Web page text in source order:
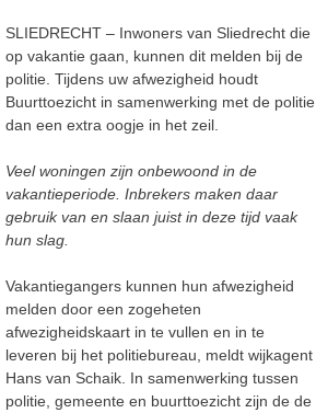
SLIEDRECHT – Inwoners van Sliedrecht die
op vakantie gaan, kunnen dit melden bij de
politie. Tijdens uw afwezigheid houdt
Buurttoezicht in samenwerking met de politie
dan een extra oogje in het zeil.
Veel woningen zijn onbewoond in de
vakantieperiode. Inbrekers maken daar
gebruik van en slaan juist in deze tijd vaak
hun slag.
Vakantiegangers kunnen hun afwezigheid
melden door een zogeheten
afwezigheidskaart in te vullen en in te
leveren bij het politiebureau, meldt wijkagent
Hans van Schaik. In samenwerking tussen
politie, gemeente en buurttoezicht zijn de de